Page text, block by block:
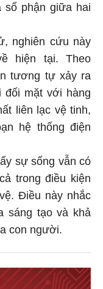
số phận giữa hai
nghiên cứu này
hiện tại. Theo
tương tự xảy ra
đối mặt với hàng
liên lạc vệ tinh,
hệ thống điện
sự sống vẫn có
trong điều kiện
Điều này nhắc
sáng tạo và khả
con người.